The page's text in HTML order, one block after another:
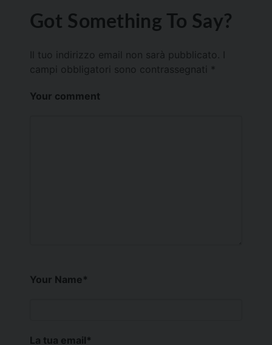
Got Something To Say?
Il tuo indirizzo email non sarà pubblicato.
campi obbligatori sono contrassegnati *
Your comment
Your Name*
La tua email*